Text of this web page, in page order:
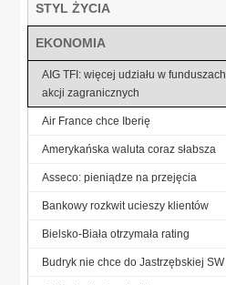
STYL ŻYCIA
EKONOMIA
AIG TFI: więcej udziału w funduszach
akcji zagranicznych
Air France chce Iberię
Amerykańska waluta coraz słabsza
Asseco: pieniądze na przejęcia
Bankowy rozkwit ucieszy klientów
Bielsko-Biała otrzymała rating
Budryk nie chce do Jastrzębskiej SW